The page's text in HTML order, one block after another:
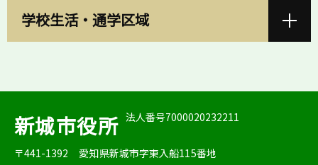
学校生活・通学区域
新城市役所 法人番号7000020232211
〒441-1392
愛知県新城市字東入船115番地